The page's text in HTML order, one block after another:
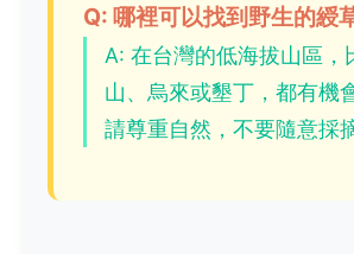
Q: 哪裡可以找到野生的綬
A: 在台灣的低海拔山區，
山、烏來或墾丁，都有機
請尊重自然，不要隨意採摘